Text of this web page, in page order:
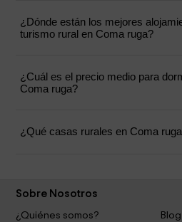
¿Dónde están los mejores
turismo rural en Coma ruga?
¿Cuál es el precio medio para
Coma ruga?
¿Qué casas rurales en Coma
Sobre Nosotros
¿Quiénes somos?